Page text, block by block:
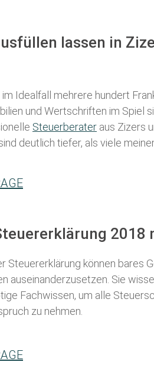
lassen in
Idealfall mehrere hundert
und Wertschriften im
Steuerberater aus Zizers
deutlich tiefer, als viele
2018
Steuererklärung können bares
auseinanderzusetzen. Sie
Fachwissen, um alle
zu nehmen.